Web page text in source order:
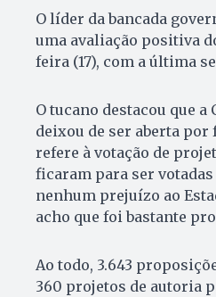
O líder da bancada
uma avaliação positiva
feira (17), com a última
O tucano destacou que
deixou de ser aberta por
refere à votação de
ficaram para ser votadas
nenhum prejuízo ao
acho que foi bastante
Ao todo, 3.643
360 projetos de autoria